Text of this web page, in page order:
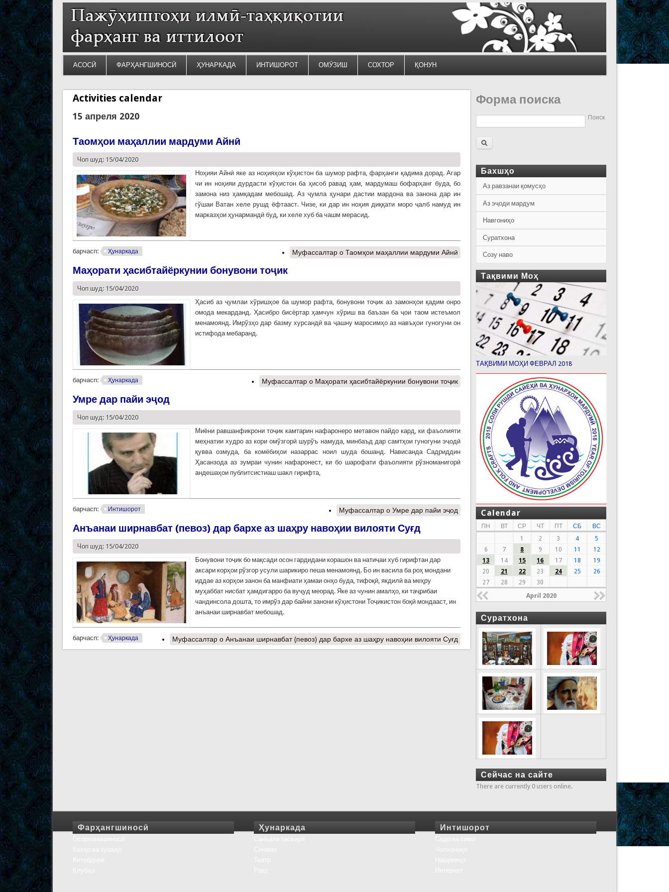
АСОСӢ ФАРҲАНГШИНОСӢ ҲУНАРКАДА ИНТИШОРОТ ОМӮЗИШ СОХТОР ҚОНУН
Activities calendar
15 апреля 2020
Таомҳои маҳаллии мардуми Айнӣ
Чоп шуд: 15/04/2020
Ноҳияи Айнӣ яке аз ноҳияҳои кўҳистон ба шумор рафта, фарҳанги қадима дорад. Агар
чи ин ноҳияи дурдасти кўҳистон ба ҳисоб равад ҳам, мардумаш бофарҳанг буда, бо
замона низ ҳамқадам мебошад. Аз ҷумла ҳунари дастии мардона ва занона дар ин
гўшаи Ватан хеле рушд ёфтааст. Чизе, ки дар ин ноҳия диққати моро ҷалб намуд ин
марказҳои ҳунармандӣ буд, ки хеле хуб ба чашм мерасид.
барчасп: Ҳунаркада Муфассалтар о Таомҳои маҳаллии мардуми Айнӣ
Маҳорати ҳасибтайёркунии бонувони тоҷик
Чоп шуд: 15/04/2020
Ҳасиб аз ҷумлаи хўришҳое ба шумор рафта, бонувони тоҷик аз замонҳои қадим онро
омода мекарданд. Ҳасибро бисёртар ҳамчун хўриш ва баъзан ба ҷои таом истеъмол
менамоянд. Имрўзҳо дар базму хурсандӣ ва ҷашну маросимҳо аз навъҳои гуногуни он
истифода мебаранд.
барчасп: Ҳунаркада Муфассалтар о Маҳорати ҳасибтайёркунии бонувони тоҷик
Умре дар пайи эҷод
Чоп шуд: 15/04/2020
Миёни равшанфикрони тоҷик камтарин нафаронеро метавон пайдо кард, ки фаъолияти
меҳнатии худро аз кори омўзгорӣ шурўъ намуда, минбаъд дар самтҳои гуногуни эҷодӣ
қувва озмуда, ба комёбиҳои назаррас ноил шуда бошанд. Нависанда Садриддин
Ҳасанзода аз зумраи чунин нафаронест, ки бо шарофати фаъолияти рўзноманигорӣ
андешаҳои публитсистиаш шакл гирифта,
барчасп: Интишорот Муфассалтар о Умре дар пайи эҷод
Анъанаи ширнавбат (певоз) дар бархе аз шаҳру навоҳии вилояти Суғд
Чоп шуд: 15/04/2020
Бонувони тоҷик бо мақсади осон гардидани корашон ва натиҷаи хуб гирифтан дар
аксари корҳои рўзгор усули шарикиро пеша менамоянд. Бо ин васила ба роҳ мондани
иддае аз корҳои занон ба манфиати ҳамаи онҳо буда, тифоқӣ, якдилӣ ва меҳру
муҳаббат нисбат ҳамдигарро ба вуҷуд меорад. Яке аз чунин амалҳо, ки таҷрибаи
чандинсола дошта, то имрўз дар байни занони кўҳистони Тоҷикистон боқӣ мондааст, ин
анъанаи ширнавбат мебошад.
барчасп: Ҳунаркада Муфассалтар о Анъанаи ширнавбат (певоз) дар бархе аз шаҳру навоҳии вилояти Суғд
Форма поиска
Поиск
Бахшҳо
Аз равзанаи қомусҳо
Аз эҷоди мардум
Навгониҳо
Суратхона
Созу наво
Тақвими Моҳ
ТАҚВИМИ МОҲИ ФЕВРАЛ 2018
Calendar
ПН ВТ СР ЧТ ПТ СБ
ВС
1
2 3 4
5
6
7 8 9 10 11
12
13
14 15 16 17 18
19
20
21 22 23 24 25
26
27
28 29 30
April 2020
Суратхона
Сейчас на сайте
There are currently 0 users online.
Фарҳангшиносӣ Ҳунаркада Интишорот